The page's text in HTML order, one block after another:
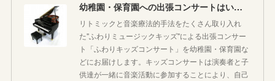
幼稚園・保育園への出張コンサートはいかがですか♪
リトミックと音楽療法的手法をたくさん取り入れ
た"ふわりミュージックキッズ"による出張コンサー
ト「ふわりキッズコンサート」を幼稚園・保育園な
どにお届けします。キッズコンサートは演奏者と子
供達が一緒に音楽活動に参加することにより、自己